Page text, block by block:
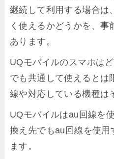
継続して利用する場合は
く使えるかどうかを、事
あります。
UQモバイルのスマホは
でも共通して使えるとは
線や対応している機種は
UQモバイルはau回線を
換え先でもau回線を使用
ます。